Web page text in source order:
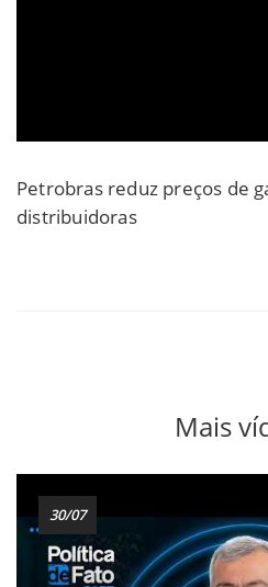
Petrobras reduz preços de
distribuidoras
Mais
30/07